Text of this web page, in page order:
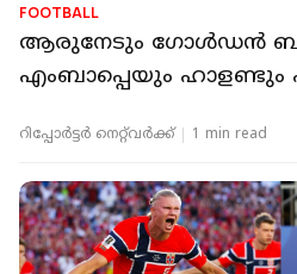
FOOTBALL
ആരുനേടും ഗോള്‍ഡന്‍
എംബാപ്പെയും ഹാളണ്ടും
റിപ്പോർട്ടർ നെറ്റ്‌വര്‍ക്ക്‌ 1 min read